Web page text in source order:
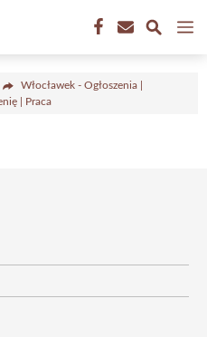
Włocławek - Ogłoszenia |
| Praca